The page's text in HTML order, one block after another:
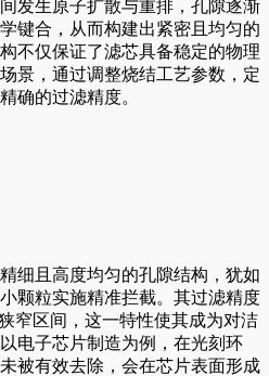
发生原子扩散与重排，孔隙逐渐
键合，从而构建出紧密且均匀的
不仅保证了滤芯具备稳定的物理
景，通过调整烧结工艺参数，定
确的过滤精度。
细且高度均匀的孔隙结构，犹如
颗粒实施精准拦截。其过滤精度
窄区间，这一特性使其成为对洁
电子芯片制造为例，在光刻环
被有效去除，会在芯片表面形成